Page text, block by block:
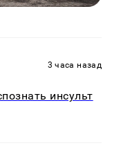
3 часа назад
инсульт